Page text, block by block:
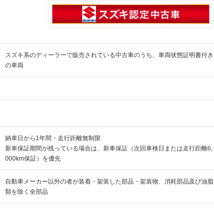
スズキ系のディーラーで販売されている中古車のうち、車両状態証明書付き
の車両
納車日から1年間・走行距離無制限
新車保証期間が残っている場合は、新車保証（次回車検日または走行距離6,
000km保証）を優先
自動車メーカー以外の者が装着・架装した部品・架装物、消耗部品及び油脂
類を除く全部品